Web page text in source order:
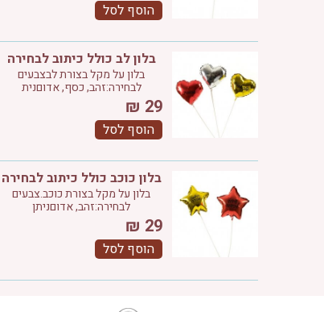
הוסף לסל
בלון לב כולל כיתוב לבחירה
בלון על מקל בצורת לבצבעים
לבחירה:זהב, כסף, אדוםנית
29
₪
הוסף לסל
בלון כוכב כולל כיתוב לבחירה
בלון על מקל בצורת כוכב.צבעים
לבחירה:זהב, אדוםניתן
29
₪
הוסף לסל